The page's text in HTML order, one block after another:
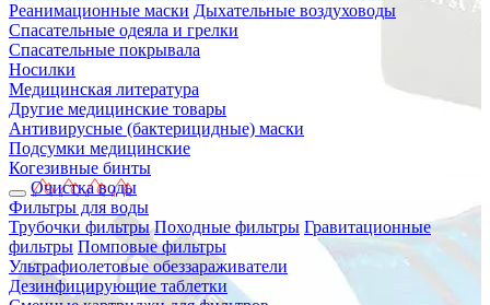
Реанимационные маски Дыхательные воздуховоды
Спасательные одеяла и грелки
Спасательные покрывала
Носилки
Медицинская литература
Другие медицинские товары
Антивирусные (бактерицидные) маски
Подсумки медицинские
Когезивные бинты
Очистка воды
Фильтры для воды
Трубочки фильтры Походные фильтры Гравитационные
фильтры Помповые фильтры
Ультрафиолетовые обеззараживатели
Дезинфицирующие таблетки